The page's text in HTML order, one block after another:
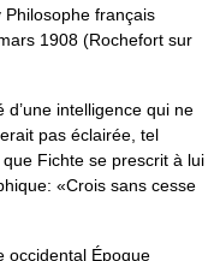
français
1908 (Rochefort sur
intelligence qui ne
pas éclairée, tel
Fichte se prescrit à lui
«Crois sans cesse
occidental Époque